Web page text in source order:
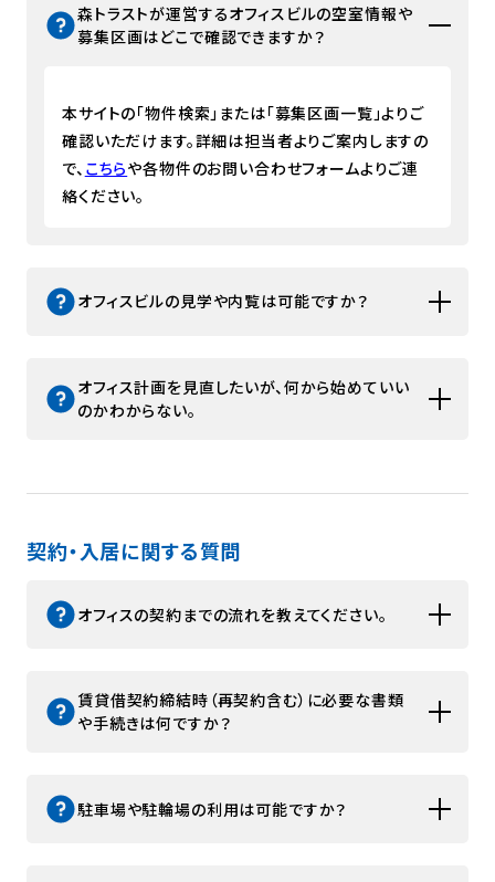
コンセプト
コーポレートサイト
入居企業様 お問い合わせ
森トラストが運営するオフィスビルの空室情報や
募集区画はどこで確認できますか？
本サイトの「物件検索」または「募集区画一覧」よりご
確認いただけます。詳細は担当者よりご案内しますの
で、 こちらや各物件のお問い合わせフォームよりご連
絡ください。
オフィスビルの見学や内覧は可能ですか？
オフィス計画を見直したいが、何から始めていい
のかわからない。
契約・入居に関する質問
オフィスの契約までの流れを教えてください。
賃貸借契約締結時（再契約含む）に必要な書類
や手続きは何ですか？
駐車場や駐輪場の利用は可能ですか？